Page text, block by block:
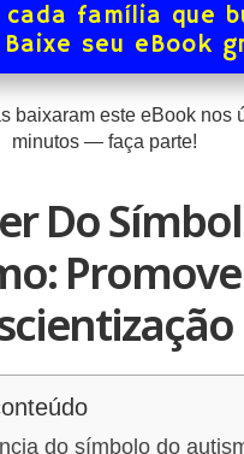
cada família que
Baixe seu eBook
baixaram este eBook nos
minutos — faça parte!
Do
do símbolo do